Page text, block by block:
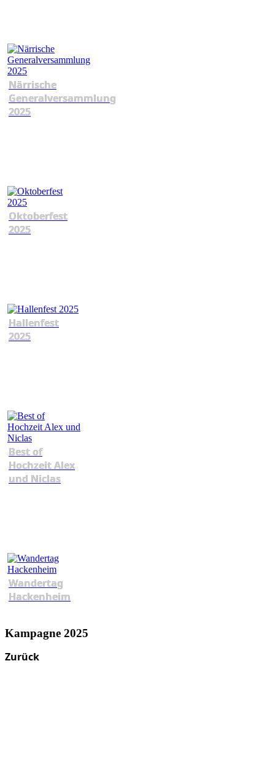
Närrische
Generalversammlung
2025
Oktoberfest
2025
Hallenfest
2025
Best of
Hochzeit Alex
und Niclas
Wandertag
Hackenheim
Kampagne 2025
Zurück